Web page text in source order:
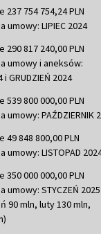
237 754 754,24 PLN
umowy: LIPIEC 2024
290 817 240,00 PLN
umowy i aneksów:
i GRUDZIEŃ 2024
539 800 000,00 PLN
umowy: PAŹDZIERNIK
49 848 800,00 PLN
umowy: LISTOPAD
350 000 000,00 PLN
umowy: STYCZEŃ 2025
90 mln, luty 130 mln,